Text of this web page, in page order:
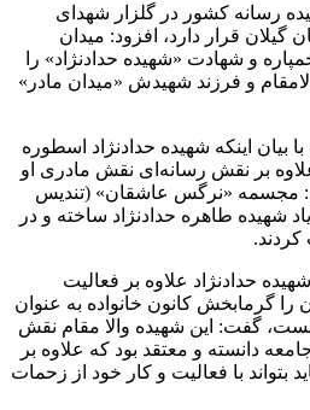
رسانه کشور در گلزار شهدای
گیلان قرار دارد، افزود: میدان
و شهادت «شهیده حدادنژاد» را
و فرزند شهیدش «میدان مادر»
اینکه شهیده حدادنژاد اسطوره
بر نقش رسانه‌ای نقش مادری او
مجسمه «نرگس عاشقان» (تندیس
شهیده طاهره حدادنژاد ساخته و در
حدادنژاد علاوه بر فعالیت
را گرمابخش کانون خانواده به عنوان
گفت: این شهیده والا مقام نقش
دانسته و معتقد بود که علاوه بر
بتواند با فعالیت و کار خود از زحمات